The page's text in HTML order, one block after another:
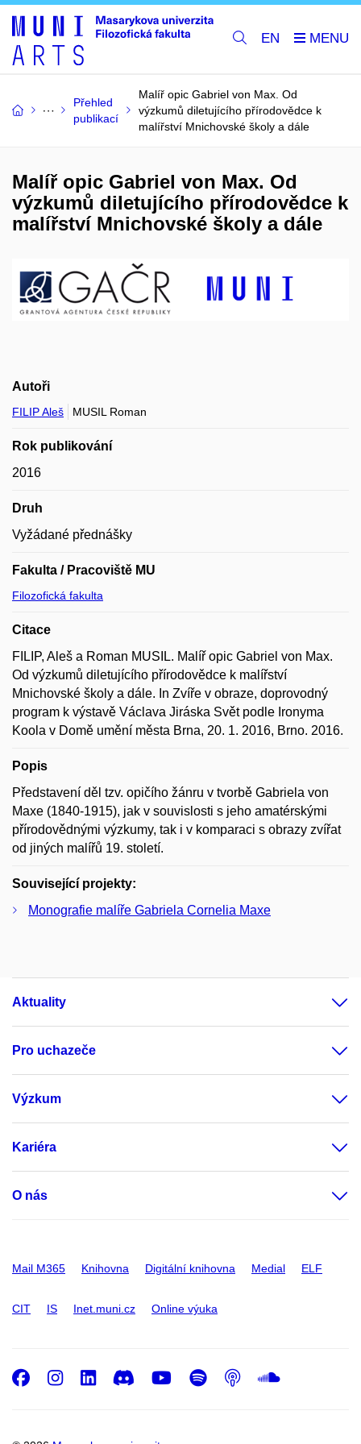
EN
Přehled
publikací
Malíř opic Gabriel von Max. Od
výzkumů diletujícího přírodovědce k
malířství Mnichovské školy a dále
Malíř opic Gabriel von Max. Od
výzkumů diletujícího přírodovědce k
malířství Mnichovské školy a dále
Autoři
FILIP Aleš MUSIL Roman
Rok publikování
2016
Druh
Vyžádané přednášky
Fakulta / Pracoviště MU
Filozofická fakulta
Citace
FILIP, Aleš a Roman MUSIL. Malíř opic Gabriel von Max.
Od výzkumů diletujícího přírodovědce k malířství
Mnichovské školy a dále. In Zvíře v obraze, doprovodný
program k výstavě Václava Jiráska Svět podle Ironyma
Koola v Domě umění města Brna, 20. 1. 2016, Brno. 2016.
Popis
Představení děl tzv. opičího žánru v tvorbě Gabriela von
Maxe (1840-1915), jak v souvislosti s jeho amatérskými
přírodovědnými výzkumy, tak i v komparaci s obrazy zvířat
od jiných malířů 19. století.
Související projekty:
Monografie malíře Gabriela Cornelia Maxe
Aktuality
Pro uchazeče
Výzkum
Kariéra
O nás
Mail M365 Knihovna Digitální knihovna Medial ELF
CIT IS Inet.muni.cz Online výuka
Facebook
Instagram
LinkedIn
DiscordYoutube
Spotify
Podcast